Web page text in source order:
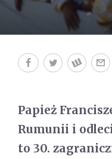
Papież
Rumunii i
to 30.